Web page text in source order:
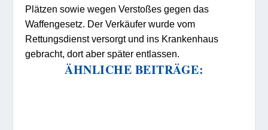
Plätzen sowie wegen Verstoßes gegen das
Waffengesetz. Der Verkäufer wurde vom
Rettungsdienst versorgt und ins Krankenhaus
gebracht, dort aber später entlassen.
ÄHNLICHE BEITRÄGE: